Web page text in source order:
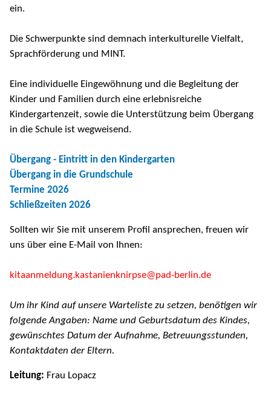
ein.
Die Schwerpunkte sind demnach interkulturelle Vielfalt,
Sprachförderung und MINT.
Eine individuelle Eingewöhnung und die Begleitung der
Kinder und Familien durch eine erlebnisreiche
Kindergartenzeit, sowie die Unterstützung beim Übergang
in die Schule ist wegweisend.
Übergang - Eintritt in den Kindergarten
Übergang in die Grundschule
Termine 2026
Schließzeiten 2026
Sollten wir Sie mit unserem Profil ansprechen, freuen wir
uns über eine E-Mail von Ihnen:
kitaanmeldung.kastanienknirpse@pad-berlin.de
Um ihr Kind auf unsere Warteliste zu setzen, benötigen wir
folgende Angaben: Name und Geburtsdatum des Kindes,
gewünschtes Datum der Aufnahme, Betreuungsstunden,
Kontaktdaten der Eltern.
Leitung: Frau Lopacz